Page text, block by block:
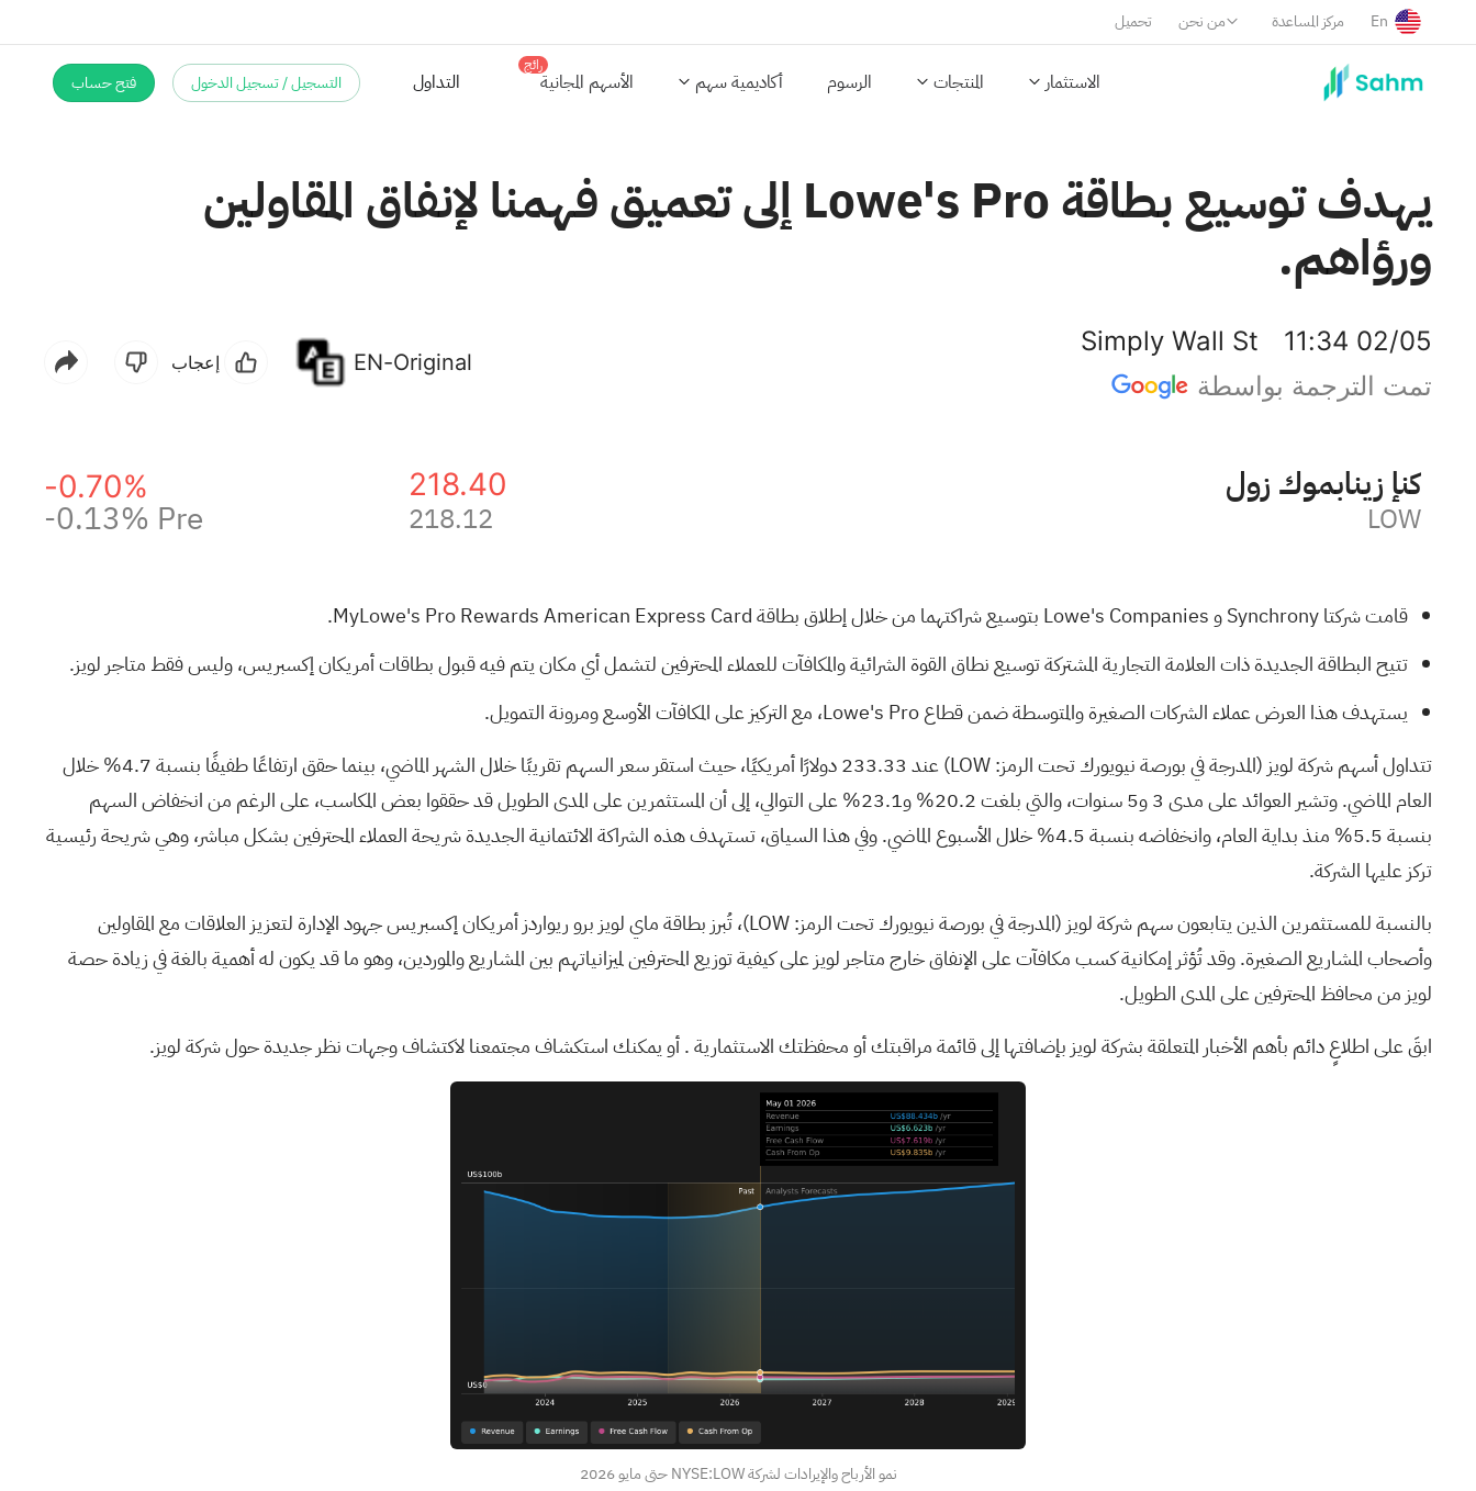
تحميل من نحن مركز المساعدة En
الاستثمار المنتجات الرسوم أكاديمية سهم الأسهم المجانية
رائج
التسجيل / تسجيل الدخول فتح حساب
يهدف توسيع بطاقة Lowe's Pro إلى تعميق فهمنا لإنفاق المقاولين
ورؤاهم.
Simply Wall St
11:34 02/05
تمت الترجمة بواسطة
EN-Original إعجاب
لوز كومبانيز إنك
LOW
218.40
218.12
-0.70%
-0.13% Pre
قامت شركتا Synchrony و Lowe's Companies بتوسيع شراكتهما من خلال إطلاق بطاقة MyLowe's Pro Rewards American Express Card.
تتيح البطاقة الجديدة ذات العلامة التجارية المشتركة توسيع نطاق القوة الشرائية والمكافآت للعملاء المحترفين لتشمل أي مكان يتم فيه قبول بطاقات أمريكان إكسبريس، وليس فقط متاجر لويز.
يستهدف هذا العرض عملاء الشركات الصغيرة والمتوسطة ضمن قطاع Lowe's Pro، مع التركيز على المكافآت الأوسع ومرونة التمويل.
تتداول أسهم شركة لويز (المدرجة في بورصة نيويورك تحت الرمز: LOW) عند 233.33 دولارًا أمريكيًا، حيث استقر سعر السهم تقريبًا خلال الشهر الماضي، بينما حقق ارتفاعًا طفيفًا بنسبة 4.7% خلال
العام الماضي. وتشير العوائد على مدى 3 و5 سنوات، والتي بلغت 20.2% و23.1% على التوالي، إلى أن المستثمرين على المدى الطويل قد حققوا بعض المكاسب، على الرغم من انخفاض السهم
بنسبة 5.5% منذ بداية العام، وانخفاضه بنسبة 4.5% خلال الأسبوع الماضي. وفي هذا السياق، تستهدف هذه الشراكة الائتمانية الجديدة شريحة العملاء المحترفين بشكل مباشر، وهي شريحة رئيسية
تركز عليها الشركة.
بالنسبة للمستثمرين الذين يتابعون سهم شركة لويز (المدرجة في بورصة نيويورك تحت الرمز: LOW)، تُبرز بطاقة ماي لويز برو ريواردز أمريكان إكسبريس جهود الإدارة لتعزيز العلاقات مع المقاولين
وأصحاب المشاريع الصغيرة. وقد تُؤثر إمكانية كسب مكافآت على الإنفاق خارج متاجر لويز على كيفية توزيع المحترفين لميزانياتهم بين المشاريع والموردين، وهو ما قد يكون له أهمية بالغة في زيادة حصة
لويز من محافظ المحترفين على المدى الطويل.
ابقَ على اطلاعٍ دائم بأهم الأخبار المتعلقةبشركة لويز بإضافتها إلىقائمة مراقبتكأومحفظتك الاستثمارية. أو يمكنك استكشافمجتمعنالاكتشاف وجهات نظر جديدة حول شركة لويز.
نمو الأرباح والإيرادات لشركة NYSE:LOW حتى مايو 2026